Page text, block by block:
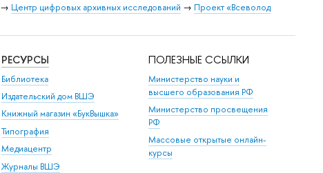
→ Центр цифровых архивных исследований → Проект «Всеволод
РЕСУРСЫ
Библиотека
Издательский дом ВШЭ
Книжный магазин «БукВышка»
Типография
Медиацентр
Журналы ВШЭ
ПОЛЕЗНЫЕ ССЫЛКИ
Министерство науки и
высшего образования РФ
Министерство просвещения
РФ
Массовые открытые онлайн-
курсы